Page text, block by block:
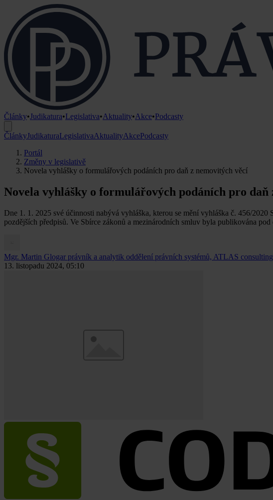
Články•Judikatura•Legislativa•Aktuality•Akce•Podcasty
ČlánkyJudikaturaLegislativaAktualityAkcePodcasty
Portál
Změny v legislativě
Novela vyhlášky o formulářových podáních pro daň z nemovitých věcí
Novela vyhlášky o formulářových podáních pro daň
Dne 1. 1. 2025 své účinnosti nabývá vyhláška, kterou se mění vyhláška č. 456/
pozdějších předpisů. Ve Sbírce zákonů a mezinárodních smluv byla publikována pod
Mgr. Martin Glogar právník a analytik oddělení právních systémů, ATLAS
13. listopadu 2024, 05:10